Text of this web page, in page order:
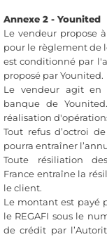
Annexe 2 - Younited
Le vendeur propose
pour le règlement de
est conditionné par
proposé par Younited.
Le vendeur agit en
banque de
réalisation
Tout refus d’octroi
pourra entraîner
Toute résiliation
France entraîne la
le client.
Le montant est payé
le REGAFI sous le
de crédit par